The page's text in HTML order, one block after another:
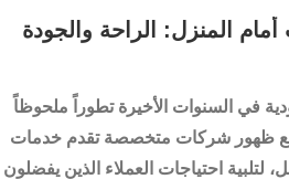
المنزل: الراحة والجودة
في السنوات الأخيرة تطوراً ملحوظاً
ظهور شركات متخصصة تقدم خدمات
لتلبية احتياجات العملاء الذين يفضلون